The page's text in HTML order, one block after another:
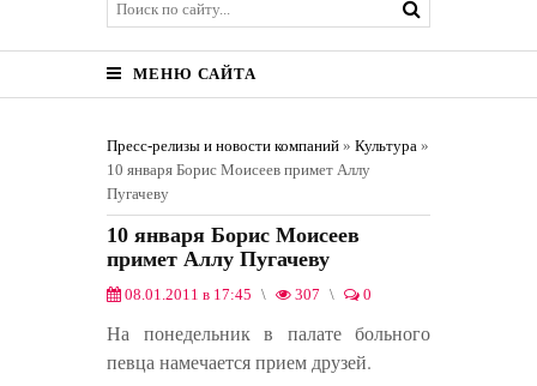
МЕНЮ САЙТА
Пресс-релизы и новости компаний » Культура »
10 января Борис Моисеев примет Аллу
Пугачеву
10 января Борис Моисеев
примет Аллу Пугачеву
08.01.2011 в 17:45 307
0
На понедельник в палате больного
певца намечается прием друзей.